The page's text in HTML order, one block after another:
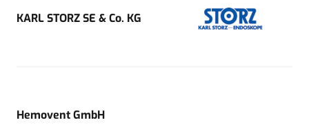
KARL STORZ SE & Co. KG
Hemovent GmbH